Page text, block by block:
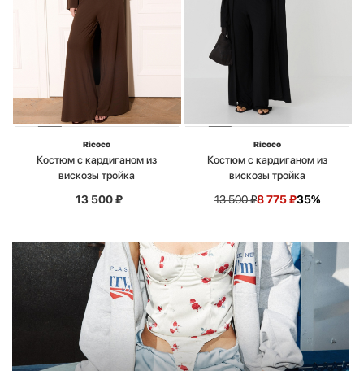
Ricoco
Костюм с кардиганом из
вискозы тройка
13 500₽
Ricoco
Костюм с кардиганом из
вискозы тройка
13 500₽8 775₽35%